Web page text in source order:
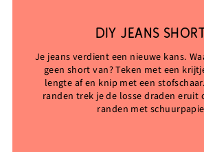
DIY JEANS
Je jeans verdient een nieuwe kans.
geen short van? Teken met een
lengte af en knip met een
randen trek je de losse draden eruit
randen met